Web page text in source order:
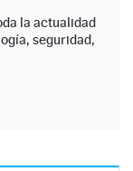
la actualidad
seguridad,